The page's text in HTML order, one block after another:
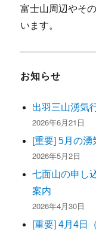
富士山周辺やそ
います。
お知らせ
出羽三山湧気
2026年6月21日
[重要] 5月の湧
2026年5月2日
七面山の申し
案内
2026年4月30日
[重要] 4月4日